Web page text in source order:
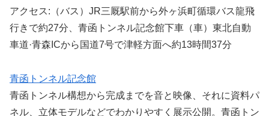
アクセス:（バス）JR三厩駅前から外ヶ浜町循環バス龍飛
行きで約27分、青函トンネル記念館下車（車）東北自動
車道·青森ICから国道7号で津軽方面へ約13時間37分
青函トンネル記念館
青函トンネル構想から完成までを音と映像、それに資料パ
ネル、立体モデルなどでわかりやすく展示公開。青函トン